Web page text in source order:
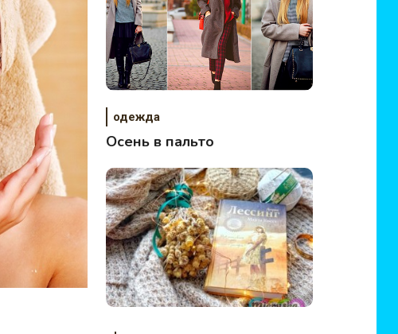
одежда
Осень в пальто